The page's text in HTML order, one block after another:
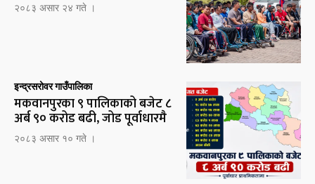
२०८३ असार २४ गते ।
इन्द्रसरोवर गाउँपालिका
मकवानपुरका ९ पालिकाको बजेट ८
अर्ब ९० करोड बढी, जोड पूर्वाधारमै
२०८३ असार १० गते ।